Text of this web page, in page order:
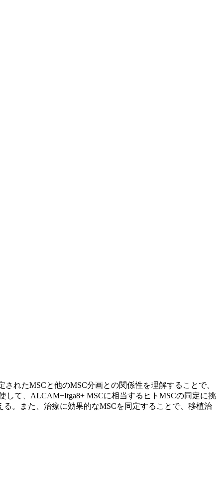
れたMSCと他のMSC分画との関係性を理解することで、
て、ALCAM+Itga8+ MSCに相当するヒトMSCの同定に挑
。また、治療に効果的なMSCを同定することで、移植治